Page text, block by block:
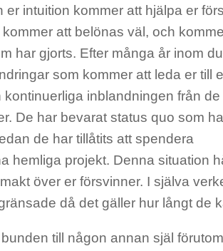
intuition kommer att hjälpa er
att belönas väl, och
har gjorts. Efter många år inom
som kommer att leda er till
inblandningen från
De har bevarat status quo som
de har tillåtits att spendera
hemliga projekt. Denna situation
över er försvinner. I själva
då det gäller hur långt de
till någon annan själ